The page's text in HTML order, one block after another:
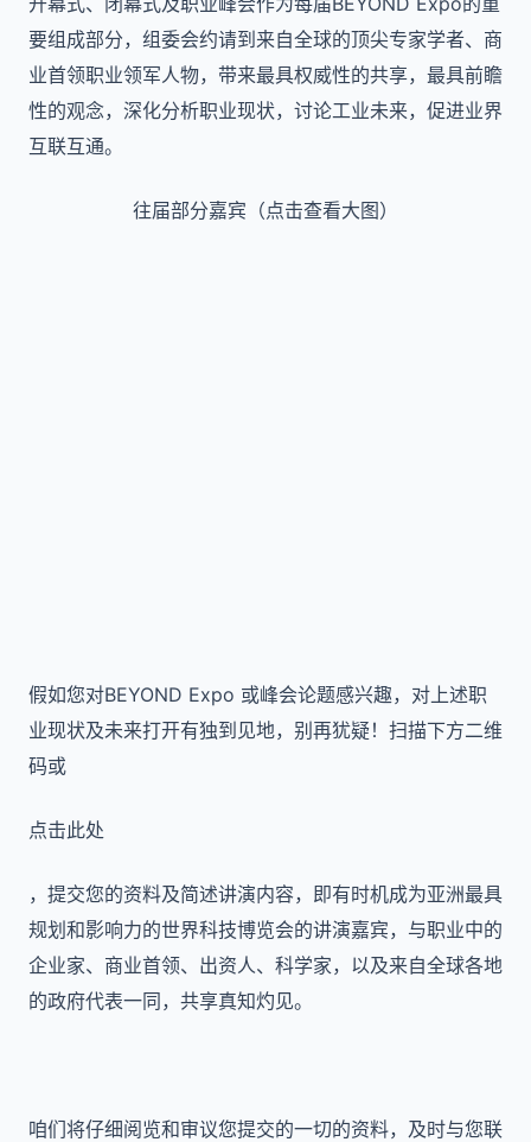
要组成部分，组委会约请到来自全球的顶尖专家学者、商
业首领职业领军人物，带来最具权威性的共享，最具前瞻
性的观念，深化分析职业现状，讨论工业未来，促进业界
互联互通。
往届部分嘉宾（点击查看大图）
假如您对BEYOND Expo 或峰会论题感兴趣，对上述职
业现状及未来打开有独到见地，别再犹疑！扫描下方二维
码或
点击此处
，提交您的资料及简述讲演内容，即有时机成为亚洲最具
规划和影响力的世界科技博览会的讲演嘉宾，与职业中的
企业家、商业首领、出资人、科学家，以及来自全球各地
的政府代表一同，共享真知灼见。
咱们将仔细阅览和审议您提交的一切的资料，及时与您联